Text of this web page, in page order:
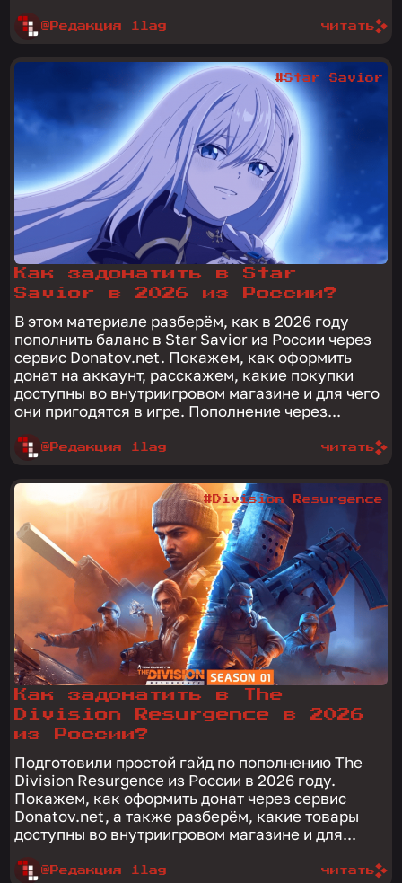
@Редакция 1lag читать
Как задонатить в Star
Savior в 2026 из России?
В этом материале разберём, как в 2026 году
пополнить баланс в Star Savior из России через
сервис Donatov.net. Покажем, как оформить
донат на аккаунт, расскажем, какие покупки
доступны во внутриигровом магазине и для чего
они пригодятся в игре. Пополнение через...
@Редакция 1lag
#Star Savior
читать
Как задонатить в The
Division Resurgence в 2026
из России?
Подготовили простой гайд по пополнению The
Division Resurgence из России в 2026 году.
Покажем, как оформить донат через сервис
Donatov.net, а также разберём, какие товары
доступны во внутриигровом магазине и для...
@Редакция 1lag
#Division Resurgence
читать